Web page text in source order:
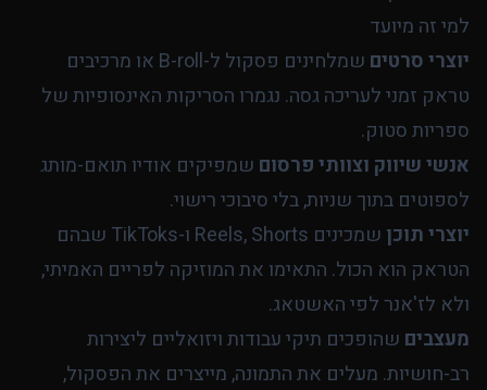
למי זה מיועד
יוצרי סרטים
שמלחינים פסקול ל-B-roll או מרכיבים
טראק זמני לעריכה גסה. נגמרו הסריקות האינסופיות של
ספריות סטוק.
אנשי שיווק וצוותי פרסום שמפיקים אודיו תואם-מותג
לספוטים בתוך שניות, בלי סיבוכי רישוי.
יוצרי תוכן
שמכינים Reels, Shorts ו-TikToks שבהם
הטראק הוא הכול. התאימו את המוזיקה לפריים האמיתי,
ולא לז'אנר לפי האשטאג.
מעצבים שהופכים תיקי עבודות ויזואליים ליצירות
רב-חושיות. מעלים את התמונה, מייצרים את הפסקול,